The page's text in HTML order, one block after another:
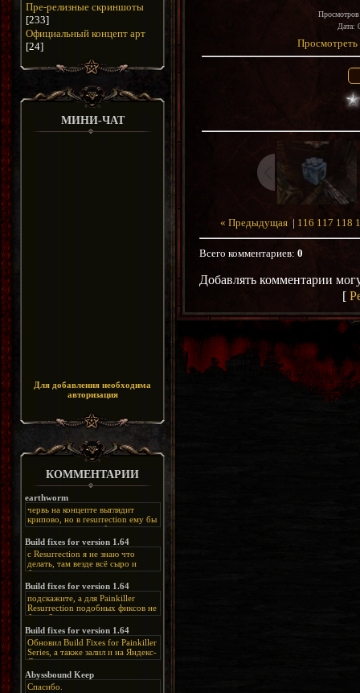
Пре-релизные скриншоты
[233]
Официальный концепт арт
[24]
МИНИ-ЧАТ
Для добавления необходима
авторизация
КОММЕНТАРИИ
earthworm
червь на концепте выглядит
крипово, но в resurrection ему бы
нашлось место, особенно в
каких-нибудь подземных
катакомбах. жаль, что половину
задумок там вырезали, зато и
рпгшности меньше. build fixes
спасибо что перезалили на
яндекс. а вот в комментах на
сайте у меня пару раз вылезала
левая вставка
https://uzbekmelbet.com/ru/
дико отвлекает от обсуждения
скринов.
Build fixes for version 1.64
с Resurrection я не знаю что
делать, там везде всё сыро и
баговано, от чего и заниматься
этим не хочется, тут либо играть
как есть или искать патчи для
этого дополнения на moddb,
либо же на крайняк играть мод
Resurrection, но настолько что не
особо уже и узнаётся
Build fixes for version 1.64
подскажите, а для Painkiller
Resurrection подобных фиксов не
будет?
Build fixes for version 1.64
Обновил Build Fixes for Painkiller
Series, а также залил и на Яндекс-
Диск
https://disk.yandex.ru/d/_zvZekuO5FTd3Q
Abyssbound Keep
Спасибо.
Просмотров
Дата:
Просмотреть
« Предыдущая| 116 117 118
Всего комментариев: 0
Добавлять комментарии
[